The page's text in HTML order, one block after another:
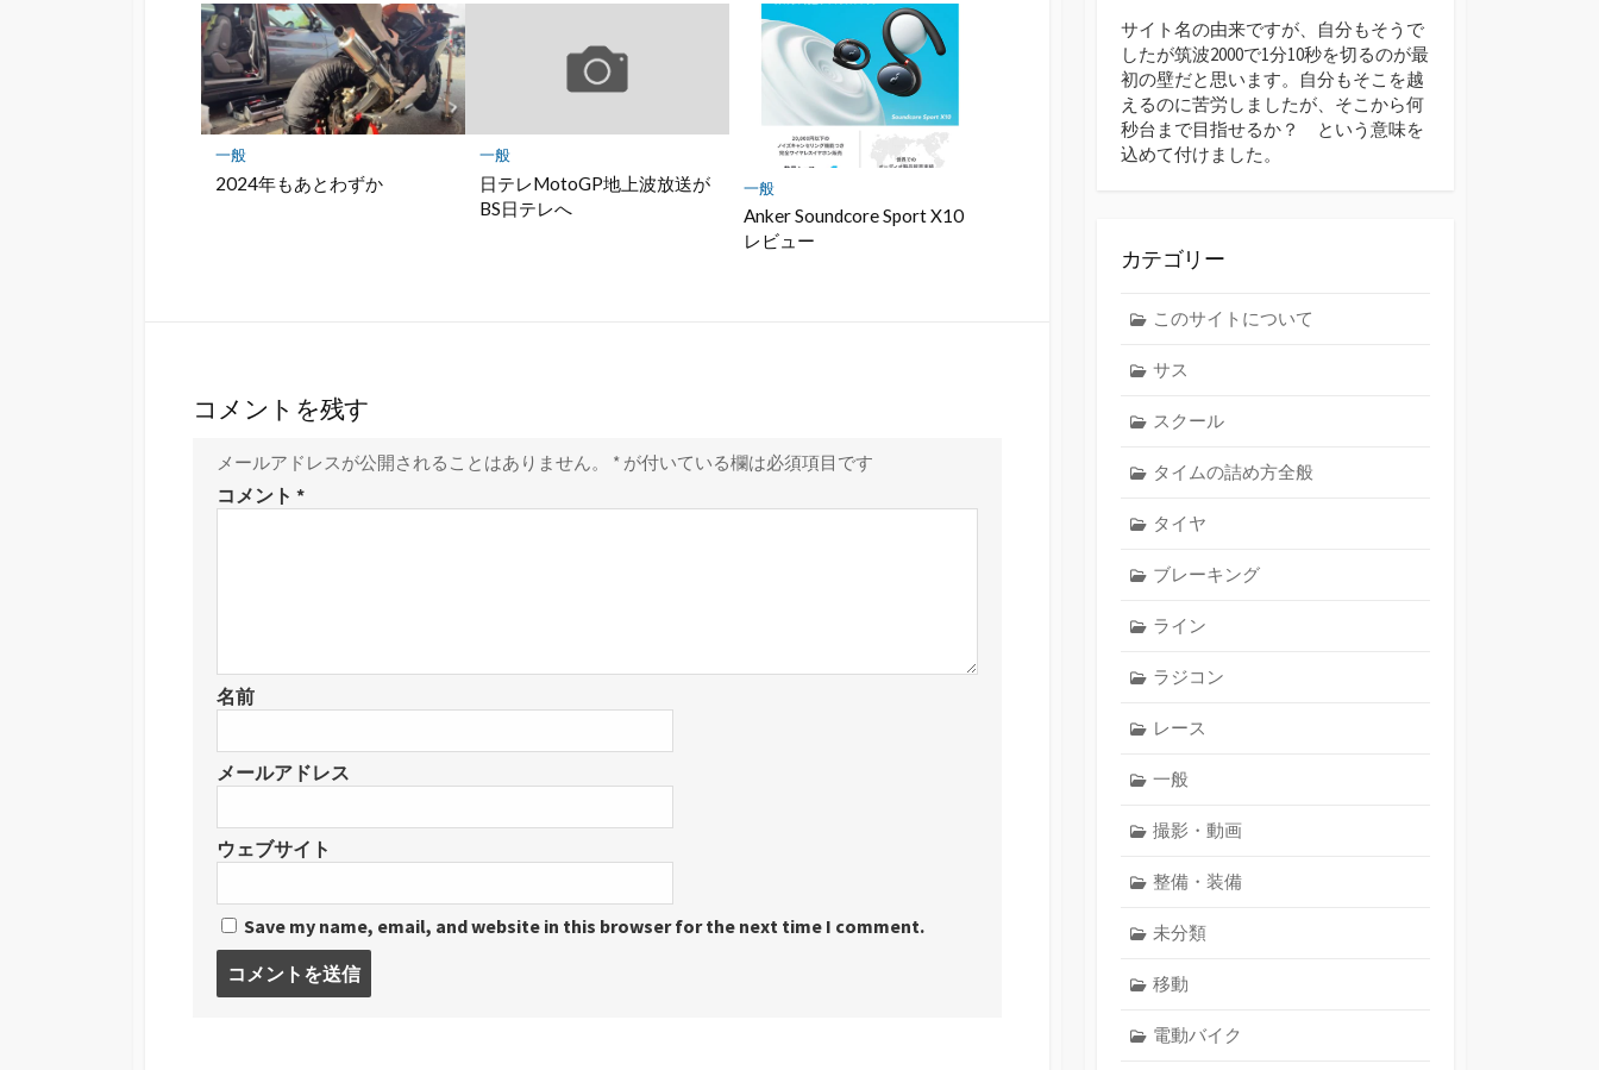
一般
2024年もあとわずか
一般
日テレMotoGP地上波放送が
BS日テレへ
一般
Anker Soundcore Sport X10
レビュー
コメントを残す
メールアドレスが公開されることはありません。 * が付いている欄は必須項目です
コメント *
名前
メールアドレス
ウェブサイト
Save my name, email, and website in this browser for the next time I comment.
サイト名の由来ですが、自分もそうで
したが筑波2000で1分10秒を切るのが最
初の壁だと思います。自分もそこを越
えるのに苦労しましたが、そこから何
秒台まで目指せるか？ という意味を
込めて付けました。
カテゴリー
このサイトについて
サス
スクール
タイムの詰め方全般
タイヤ
ブレーキング
ライン
ラジコン
レース
一般
撮影・動画
整備・装備
未分類
移動
電動バイク